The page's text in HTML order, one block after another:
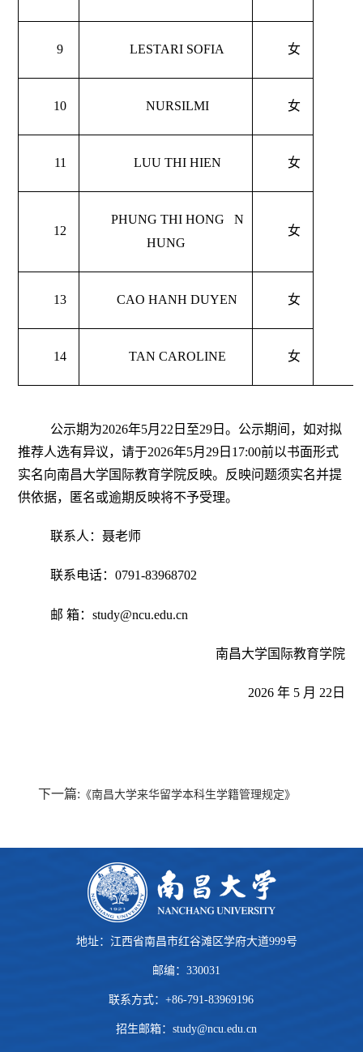
9 LESTARI SOFIA 女
10 NURSILMI 女
11 LUU THI HIEN 女
12
PHUNG THI HONG N
HUNG
女
13 CAO HANH DUYEN 女
14 TAN CAROLINE 女
公示期为2026年5月22日至29日。公示期间，如对拟
推荐人选有异议，请于2026年5月29日17:00前以书面形式
实名向南昌大学国际教育学院反映。反映问题须实名并提
供依据，匿名或逾期反映将不予受理。
联系人：聂老师
联系电话：0791-83968702
邮 箱： study@ncu.edu.cn
南昌大学国际教育学院
2026 年 5 月 22日
下一篇: 《南昌大学来华留学本科生学籍管理规定》
地址：江西省南昌市红谷滩区学府大道999号
邮编：330031
联系方式：+86-791-83969196
招生邮箱：study@ncu.edu.cn